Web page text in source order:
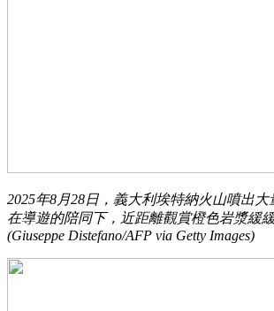
2025年8月28日，義大利埃特納火山噴出
在導遊的陪同下，近距離觀賞橙色岩漿緩
(Giuseppe Distefano/AFP via Getty Images)